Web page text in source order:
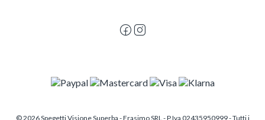
© 2026 Spegetti Visione Superba - Frasimo SRL - P.Iva 02435950999 - Tutti i